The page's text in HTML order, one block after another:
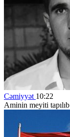
Cəmiyyət 10:22
Aminin meyiti tapılıb